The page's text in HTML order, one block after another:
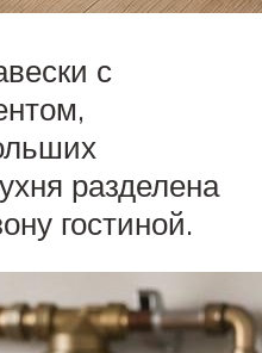
с
разделена
гостиной.